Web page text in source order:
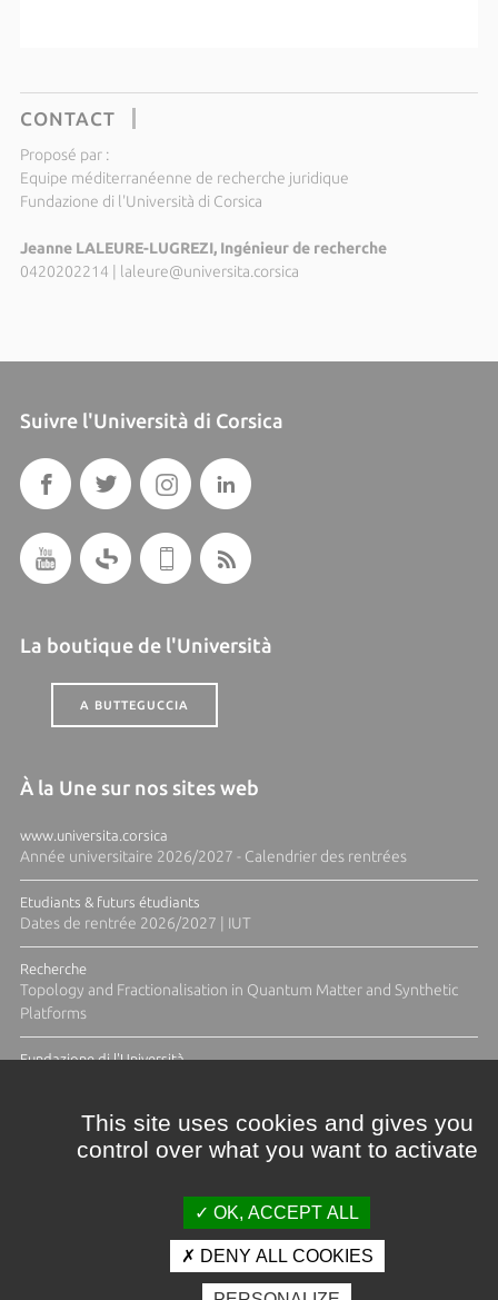
CONTACT
Proposé par :
Equipe méditerranéenne de recherche juridique
Fundazione di l'Università di Corsica
Jeanne LALEURE-LUGREZI, Ingénieur de recherche
0420202214 | laleure@universita.corsica
Suivre l'Università di Corsica
La boutique de l'Università
A BUTTEGUCCIA
À la Une sur nos sites web
www.universita.corsica
Année universitaire 2026/2027 - Calendrier des rentrées
Etudiants & futurs étudiants
Dates de rentrée 2026/2027 | IUT
Recherche
Topology and Fractionalisation in Quantum Matter and Synthetic
Platforms
Fundazione di l'Università
Crédits et mentions légales
This site uses cookies and gives you
control over what you want to activate
OK, ACCEPT ALL
DENY ALL COOKIES